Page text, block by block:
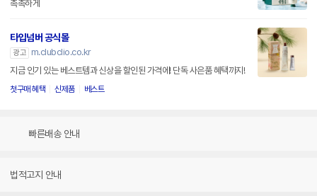
촉촉하게
타입넘버 공식몰
광고
m.clubclio.co.kr
지금 인기 있는 베스트템과 신상을 할인된 가격에! 단독 사은품 혜택까지!
첫구매 혜택 신제품 베스트
빠른배송 안내
법적고지 안내